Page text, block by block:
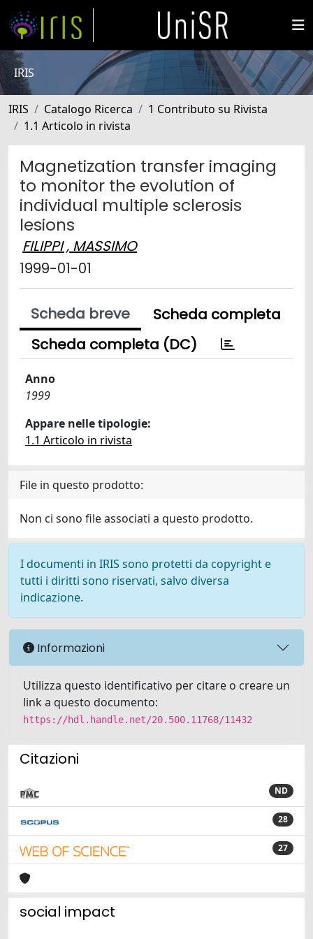
IRIS
IRIS Catalogo Ricerca
1 Contributo su Rivista
1.1 Articolo in rivista
Magnetization transfer imaging
to monitor the evolution of
individual multiple sclerosis
lesions
FILIPPI , MASSIMO
1999-01-01
Scheda breve
Scheda completa
Scheda completa (DC)
Anno
1999
Appare nelle tipologie:
1.1 Articolo in rivista
File in questo prodotto:
Non ci sono file associati a questo prodotto.
I documenti in IRIS sono protetti da copyright e
tutti i diritti sono riservati, salvo diversa
indicazione.
Informazioni
Utilizza questo identificativo per citare o creare un
link a questo documento:
https://hdl.handle.net/20.500.11768/11432
Citazioni
ND
28
27
social impact